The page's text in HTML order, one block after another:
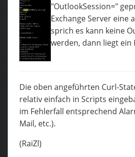
"OutlookSession="
Exchange Server
sprich es kann keine
werden, dann liegt ein
Die oben angeführten Curl-
relativ einfach in Scripts
im Fehlerfall entsprechend
Mail, etc.).
(RaiZl)